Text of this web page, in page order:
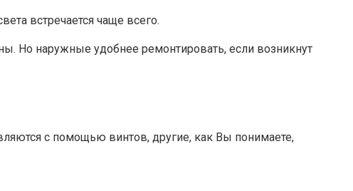
встречается чаще всего.
Но наружные удобнее ремонтировать, если возникнут
с помощью винтов, другие, как Вы понимаете,